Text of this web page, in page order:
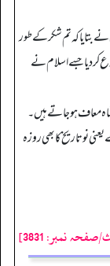
نے بتایا کہ تم شکر کے طور
کردیا جسے اسلام نے
معاف ہو جاتے ہیں۔
نو تاریخ کا بھی روزہ
نمبر: 3831]